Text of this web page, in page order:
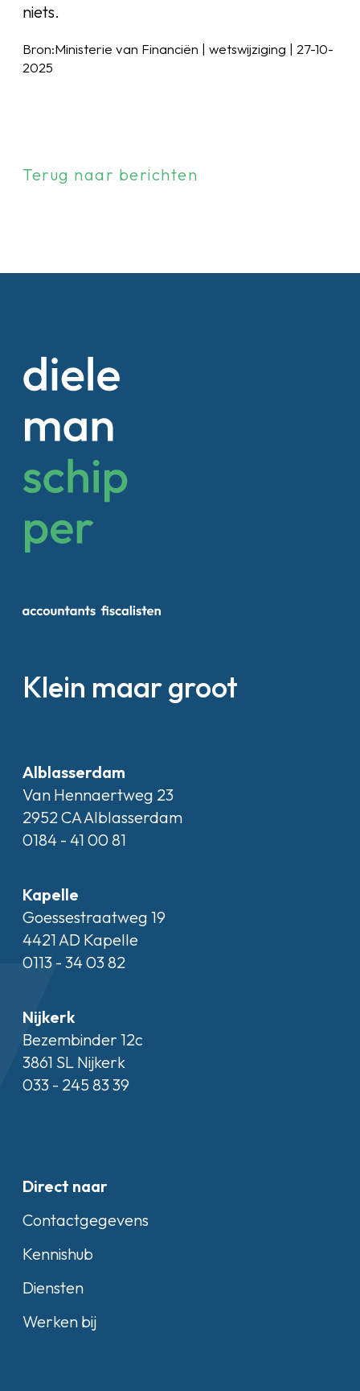
niets.
Bron:Ministerie van Financiën | wetswijziging | 27-10-
2025
Terug naar berichten
Klein maar groot
Alblasserdam
Van Hennaertweg 23
2952 CA Alblasserdam
0184 - 41 00 81
Kapelle
Goessestraatweg 19
4421 AD Kapelle
0113 - 34 03 82
Nijkerk
Bezembinder 12c
3861 SL Nijkerk
033 - 245 83 39
Direct naar
Contactgegevens
Kennishub
Diensten
Werken bij